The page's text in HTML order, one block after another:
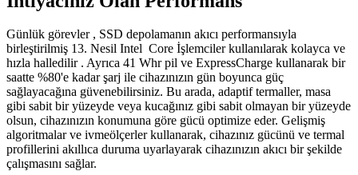
Günlük görevler , SSD depolamanın akıcı performansıyla
birleştirilmiş 13. Nesil Intel Core İşlemciler kullanılarak kolayca ve
hızla halledilir . Ayrıca 41 Whr pil ve ExpressCharge kullanarak bir
saatte %80'e kadar şarj ile cihazınızın gün boyunca güç
sağlayacağına güvenebilirsiniz. Bu arada, adaptif termaller, masa
gibi sabit bir yüzeyde veya kucağınız gibi sabit olmayan bir yüzeyde
olsun, cihazınızın konumuna göre gücü optimize eder. Gelişmiş
algoritmalar ve ivmeölçerler kullanarak, cihazınız gücünü ve termal
profillerini akıllıca duruma uyarlayarak cihazınızın akıcı bir şekilde
çalışmasını sağlar.